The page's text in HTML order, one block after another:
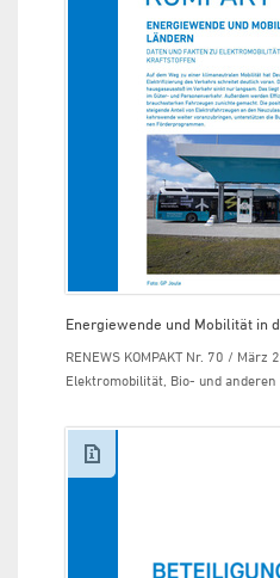
Energiewende und Mobilität in
RENEWS KOMPAKT Nr. 70 /
Elektromobilität, Bio- und